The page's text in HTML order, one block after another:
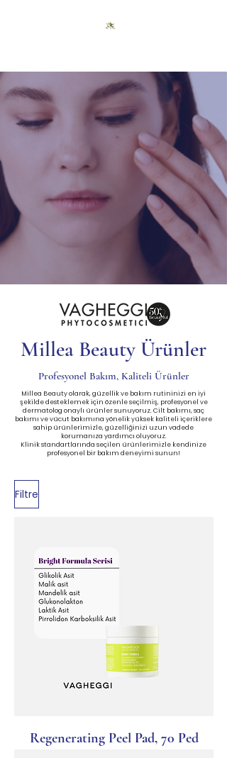
Millea Beauty Ürünler
Profesyonel Bakım, Kaliteli Ürünler
Millea Beauty olarak, güzellik ve bakım rutininizi en iyi
şekilde desteklemek için özenle seçilmiş, profesyonel ve
dermatolog onaylı ürünler sunuyoruz. Cilt bakımı, saç
bakımı ve vücut bakımına yönelik yüksek kaliteli içeriklere
sahip ürünlerimizle, güzelliğinizi uzun vadede
korumanıza yardımcı oluyoruz.
Klinik standartlarında seçilen ürünlerimizle kendinize
profesyonel bir bakım deneyimi sunun!
Filtre
Regenerating Peel Pad, 70 Ped